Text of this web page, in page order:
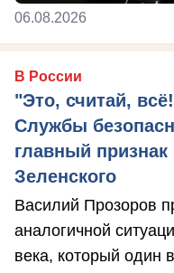
06.08.2026
В России
"Это, считай,
Службы
главный
Зеленского
Василий Прозоров
аналогичной
века, который один